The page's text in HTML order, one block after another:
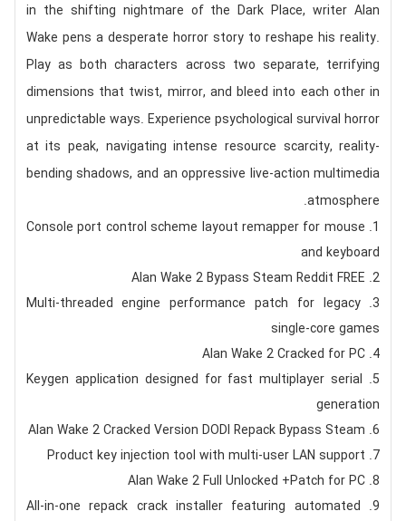
in the shifting nightmare of the Dark Place, writer Alan
Wake pens a desperate horror story to reshape his reality.
Play as both characters across two separate, terrifying
dimensions that twist, mirror, and bleed into each other in
unpredictable ways. Experience psychological survival horror
at its peak, navigating intense resource scarcity, reality-
bending shadows, and an oppressive live-action multimedia
atmosphere.
Console port control scheme layout remapper for mouse
and keyboard
Alan Wake 2 Bypass Steam Reddit FREE
Multi-threaded engine performance patch for legacy
single-core games
Alan Wake 2 Cracked for PC
Keygen application designed for fast multiplayer serial
generation
Alan Wake 2 Cracked Version DODI Repack Bypass Steam
Product key injection tool with multi-user LAN support
Alan Wake 2 Full Unlocked +Patch for PC
All-in-one repack crack installer featuring automated